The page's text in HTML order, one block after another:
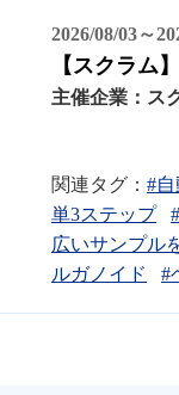
2026/08/03～
【スクラム
主催企業： ス
関連タグ： #
単3ステップ
広いサンプル
ルガノイド
#